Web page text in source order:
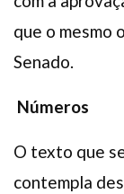
que o mesmo
Senado.
Números
O texto que
contempla